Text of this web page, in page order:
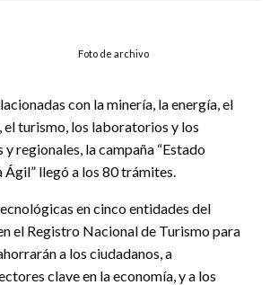
Foto de archivo
con la minería, la energía, el
turismo, los laboratorios y los
regionales, la campaña “Estado
Ágil” llegó a los 80 trámites.
en cinco entidades del
el Registro Nacional de Turismo para
a los ciudadanos, a
clave en la economía, y a los